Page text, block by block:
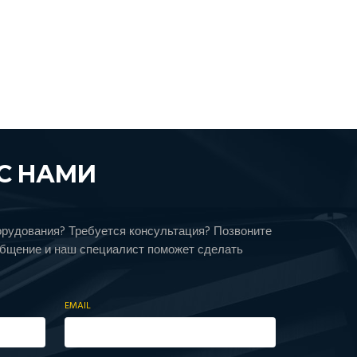
НАМИ
Требуется консультация? Позвоните
и наш специалист поможет сделать
EMAIL